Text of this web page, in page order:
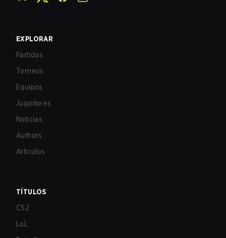
EXPLORAR
Partidas
Torneos
Equipos
Jugadores
Noticias
Authors
Artículos
TÍTULOS
CS2
LoL